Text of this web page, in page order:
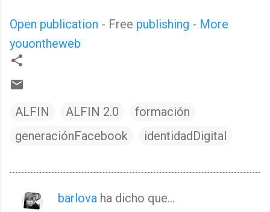
Open publication - Free publishing - More
youontheweb
ALFIN ALFIN 2.0
formación
generaciónFacebook
identidadDigital
C
barlova ha dicho que…